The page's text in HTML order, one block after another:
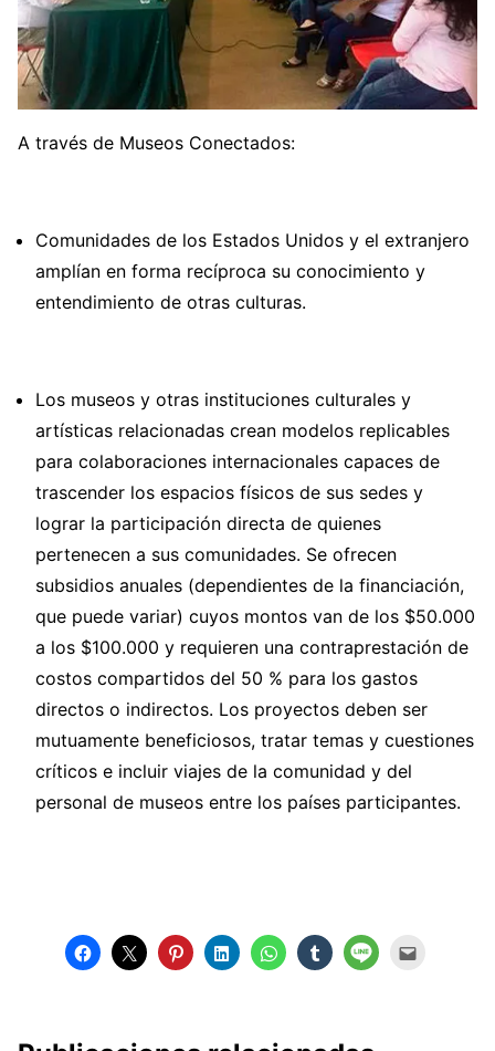
A través de Museos Conectados:
Comunidades de los Estados Unidos y el extranjero
amplían en forma recíproca su conocimiento y
entendimiento de otras culturas.
Los museos y otras instituciones culturales y
artísticas relacionadas crean modelos replicables
para colaboraciones internacionales capaces de
trascender los espacios físicos de sus sedes y
lograr la participación directa de quienes
pertenecen a sus comunidades. Se ofrecen
subsidios anuales (dependientes de la financiación,
que puede variar) cuyos montos van de los $50.000
a los $100.000 y requieren una contraprestación de
costos compartidos del 50 % para los gastos
directos o indirectos. Los proyectos deben ser
mutuamente beneficiosos, tratar temas y cuestiones
críticos e incluir viajes de la comunidad y del
personal de museos entre los países participantes.